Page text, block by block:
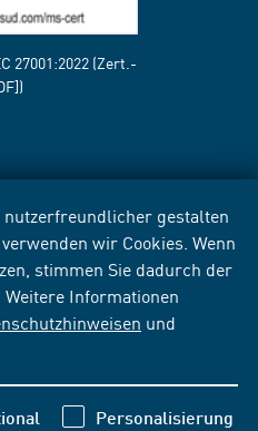
gestalten
wir Cookies. Wenn
stimmen Sie dadurch der
Weitere Informationen
und
Personalisierung
27001:2022 (Zert.-